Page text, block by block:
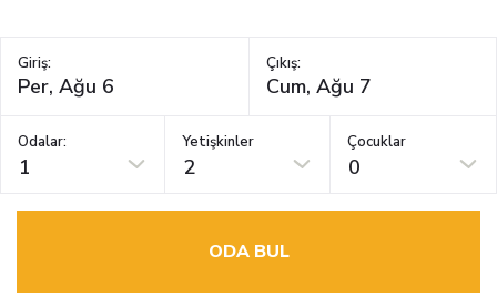
Giriş: Çıkış:
Odalar:
1
Yetişkinler
2
Çocuklar
0
ODA BUL